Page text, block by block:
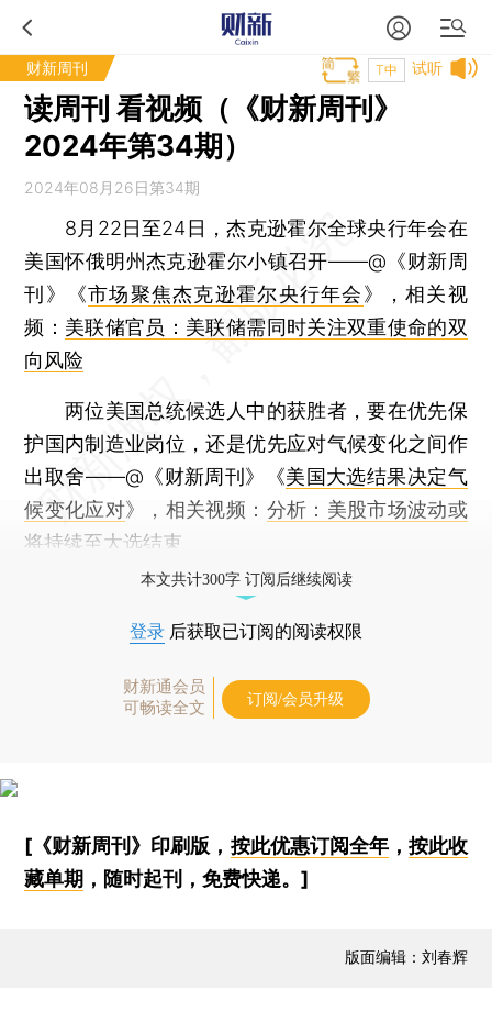
财新周刊 试听
T中
读周刊 看视频（《财新周刊》
2024年第34期）
2024年08月26日第34期
8月22日至24日，杰克逊霍尔全球央行年会在
美国怀俄明州杰克逊霍尔小镇召开——@《财新周
刊》《市场聚焦杰克逊霍尔央行年会》，相关视
频： 美联储官员：美联储需同时关注双重使命的双
向风险
两位美国总统候选人中的获胜者，要在优先保
护国内制造业岗位，还是优先应对气候变化之间作
出取舍——@《财新周刊》《美国大选结果决定气
候变化应对》，相关视频： 分析：美股市场波动或
将持续至大选结束
本文共计300字 订阅后继续阅读
登录 后获取已订阅的阅读权限
财新通会员
可畅读全文
订阅/会员升级
[《财新周刊》印刷版， 按此优惠订阅全年， 按此收
藏单期 ，随时起刊，免费快递。]
版面编辑：刘春辉